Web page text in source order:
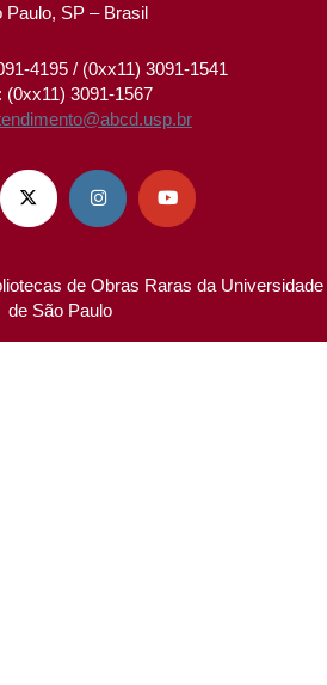
Paulo, SP – Brasil
4195 / (0xx11) 3091-1541
(0xx11) 3091-1567
  
de Obras Raras da Universidade
de São Paulo